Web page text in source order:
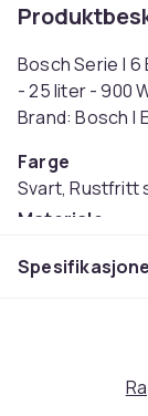
Bosch Serie |
- 25 liter - 900
Brand: Bosch |
Farge
Svart, Rustfritt
Materiale
Effekt